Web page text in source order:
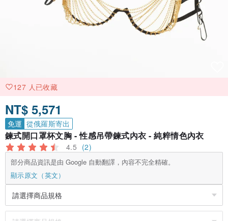
127 人已收藏
NT$ 5,571
免運 從俄羅斯寄出
鍊式開口罩杯文胸 - 性感吊帶鍊式內衣 - 純粹情色內衣
4.5 (2)
部分商品資訊是由 Google 自動翻譯，內容不完全精確。
顯示原文（英文）